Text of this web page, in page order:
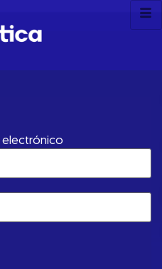
electrónico